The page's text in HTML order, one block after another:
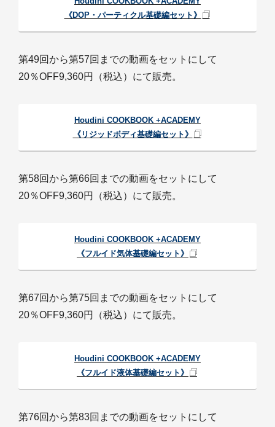
《DOP・パーティクル基礎編セット》
第49回から第57回までの動画をセットにして
20％OFF9,360円（税込）にて販売。
Houdini COOKBOOK +ACADEMY
《リジッドボディ基礎編セット》
第58回から第66回までの動画をセットにして
20％OFF9,360円（税込）にて販売。
Houdini COOKBOOK +ACADEMY
《フルイド気体基礎編セット》
第67回から第75回までの動画をセットにして
20％OFF9,360円（税込）にて販売。
Houdini COOKBOOK +ACADEMY
《フルイド液体基礎編セット》
第76回から第83回までの動画をセットにして